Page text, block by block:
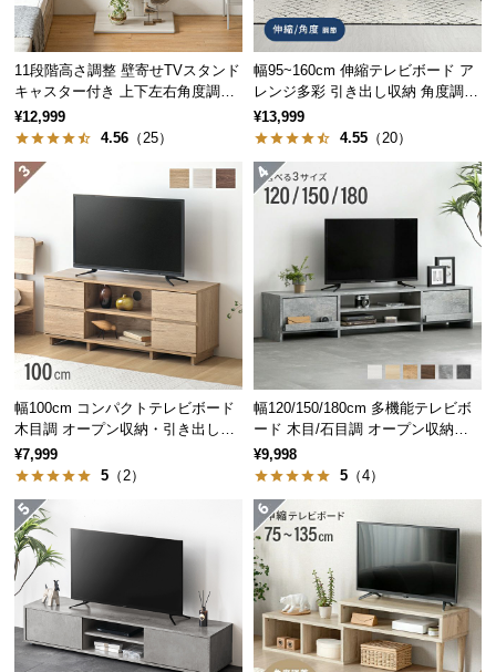
中
型
商
品
の
配
送
い
小
型
商
の
送
つ
い
て
梱
奥行き
約95～162㎝
伸縮自在な天板スペース
天板は 約95~162㎝の間で伸縮可能。左右にスライド
するだけで、お部屋にぴったりのサイズに調整でき
ます。
11段階高さ調整 壁寄せTVスタンド
キャスター付き 上下左右角度調節
機能
¥12,999
4.56 （25）
幅95~160cm 伸縮テレビボード ア
レンジ多彩 引き出し収納 角度調節
可能 モルタル調/木目調
¥13,999
4.55 （20）
幅100cm コンパクトテレビボード
木目調 オープン収納・引き出し収
納付き
¥7,999
5 （2）
幅120/150/180cm 多機能テレビボ
ード 木目/石目調 オープン収納・
引き出し収納付き
¥9,998
5 （4）